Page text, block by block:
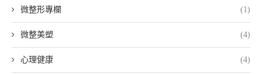
微整形專欄 (1)
微整美塑 (4)
心理健康 (4)